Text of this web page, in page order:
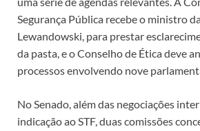
Segurança Pública recebe o ministro
Lewandowski, para prestar
da pasta, e o Conselho de Ética deve
processos envolvendo nove
No Senado, além das negociações
indicação ao STF, duas comissões